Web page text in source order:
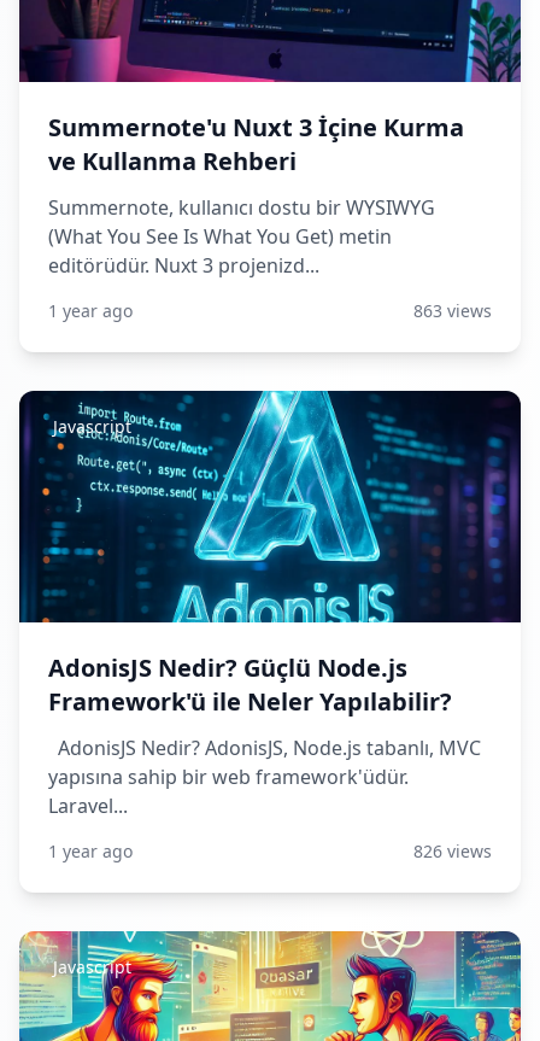
Summernote'u Nuxt 3 İçine Kurma
ve Kullanma Rehberi
Summernote, kullanıcı dostu bir WYSIWYG
(What You See Is What You Get) metin
editörüdür. Nuxt 3 projenizd...
1 year ago 863 views
Javascript
AdonisJS Nedir? Güçlü Node.js
Framework'ü ile Neler Yapılabilir?
yapısına sahip bir web framework'üdür.
Laravel...
1 year ago 826 views
Javascript